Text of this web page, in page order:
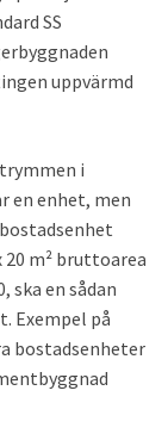
SS
uppvärmd
i
en enhet, men
m² bruttoarea
ska en sådan
Exempel på
bostadsenheter